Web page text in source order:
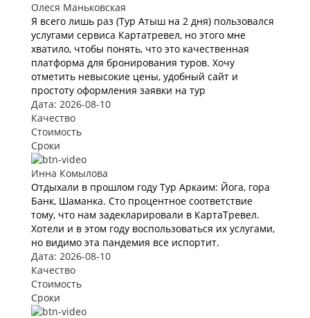
Олеся Маньковская
Я всего лишь раз (Тур Атыш на 2 дня) пользовался
услугами сервиса Картатревел, но этого мне
хватило, чтобы понять, что это качественная
платформа для бронирования туров. Хочу
отметить невысокие цены, удобный сайт и
простоту оформления заявки на тур
Дата: 2026-08-10
Качество
Стоимость
Сроки
Инна Комылова
Отдыхали в прошлом году Тур Аркаим: Йога, гора
Банк, Шаманка. Сто процентное соответствие
тому, что нам задекларировали в КартаТревел.
Хотели и в этом году воспользоваться их услугами,
но видимо эта пандемия все испортит.
Дата: 2026-08-10
Качество
Стоимость
Сроки